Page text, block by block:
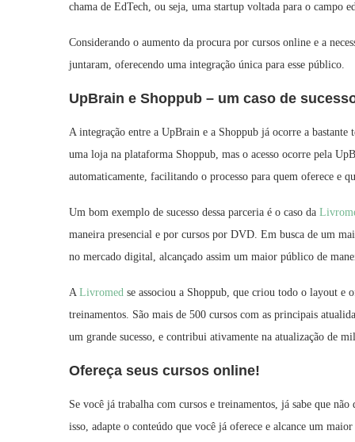
chama de EdTech, ou seja, uma startup voltada para o campo
Considerando o aumento da procura por cursos online e a
juntaram, oferecendo uma integração única para esse público.
UpBrain e Shoppub – um caso de
A integração entre a UpBrain e a Shoppub já ocorre a bastante
uma loja na plataforma Shoppub, mas o acesso ocorre pela
automaticamente, facilitando o processo para quem oferece e
Um bom exemplo de sucesso dessa parceria é o caso da
maneira presencial e por cursos por DVD. Em busca de um
no mercado digital, alcançado assim um maior público de
A Livromed se associou a Shoppub, que criou todo o layout e
treinamentos. São mais de 500 cursos com as principais
um grande sucesso, e contribui ativamente na atualização de
Ofereça seus cursos online!
Se você já trabalha com cursos e treinamentos, já sabe que
isso, adapte o conteúdo que você já oferece e alcance um